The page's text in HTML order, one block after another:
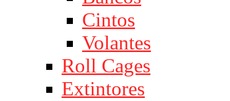
Cintos
Volantes
Roll Cages
Extintores